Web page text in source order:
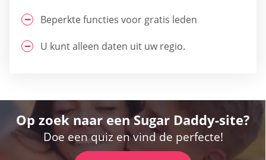
Beperkte functies voor gratis leden
U kunt alleen daten uit uw regio.
Op zoek naar een Sugar Daddy-site?
Doe een quiz en vind de perfecte!